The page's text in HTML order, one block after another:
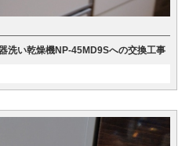
洗い乾燥機NP-45MD9Sへの交換工事